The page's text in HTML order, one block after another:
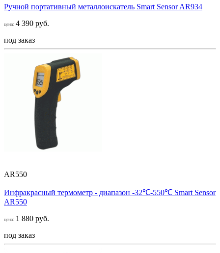
Ручной портативный металлоискатель Smart Sensor AR934
цена: 4 390 руб.
под заказ
AR550
Инфракрасный термометр - диапазон -32℃-550℃ Smart Sensor
AR550
цена: 1 880 руб.
под заказ